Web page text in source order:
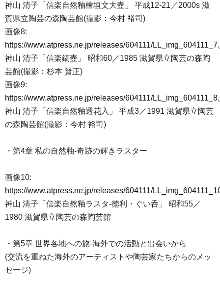
神山 清子「信楽自然釉檜垣文大壺」 平成12-21／2000s 滋
賀県立陶芸の森陶芸館(撮影：今村 裕司)
画像8:
https://www.atpress.ne.jp/releases/604111/
神山 清子「信楽鎬壺」 昭和60／1985 滋賀県立陶芸の森陶
芸館(撮影：杉本 賢正)
画像9:
https://www.atpress.ne.jp/releases/604111/
神山 清子「信楽自然釉透花入」 平成3／1991 滋賀県立陶芸
の森陶芸館(撮影：今村 裕司)
・第4章 私の自然釉-奇跡の輝きラスター
画像10:
https://www.atpress.ne.jp/releases/604111/
神山 清子「信楽自然釉ラスタ-徳利・ぐい呑」 昭和55／
1980 滋賀県立陶芸の森陶芸館
・第5章 世界各地への旅-海外での活動と出会いから
(交流を重ねた海外のアーティストや陶芸家たちからのメッ
セージ)